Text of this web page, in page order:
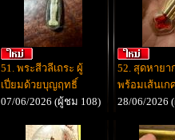
51. พระสีวลีเถระ ผู้
เปี่ยมด้วยบุญฤทธิ์
07/06/2026 (ผู้ชม 108)
52. สุดหาย
พร้อมเส้นเก
28/06/2026